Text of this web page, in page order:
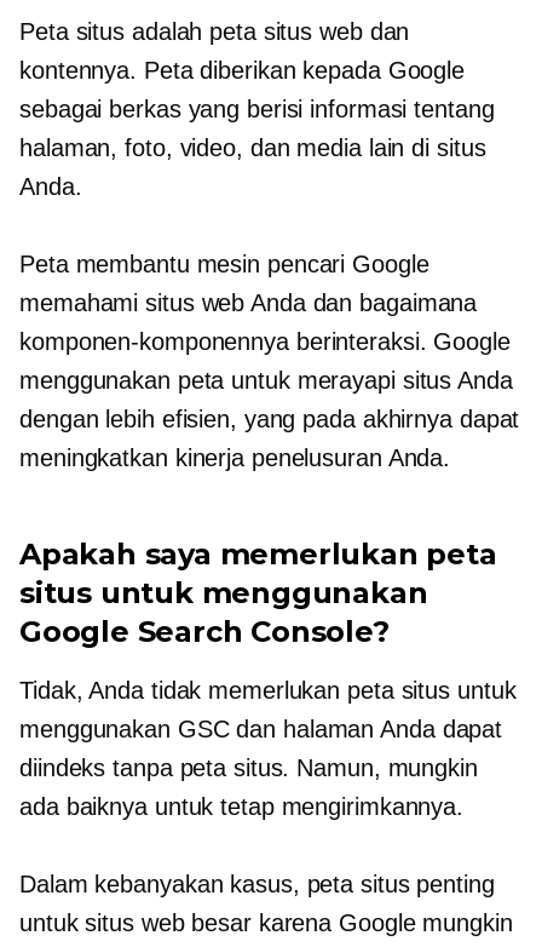
Peta situs adalah peta situs web dan
kontennya. Peta diberikan kepada Google
sebagai berkas yang berisi informasi tentang
halaman, foto, video, dan media lain di situs
Anda.
Peta membantu mesin pencari Google
memahami situs web Anda dan bagaimana
komponen-komponennya berinteraksi. Google
menggunakan peta untuk merayapi situs Anda
dengan lebih efisien, yang pada akhirnya dapat
meningkatkan kinerja penelusuran Anda.
Apakah saya memerlukan peta
situs untuk menggunakan
Google Search Console?
Tidak, Anda tidak memerlukan peta situs untuk
menggunakan GSC dan halaman Anda dapat
diindeks tanpa peta situs. Namun, mungkin
ada baiknya untuk tetap mengirimkannya.
Dalam kebanyakan kasus, peta situs penting
untuk situs web besar karena Google mungkin